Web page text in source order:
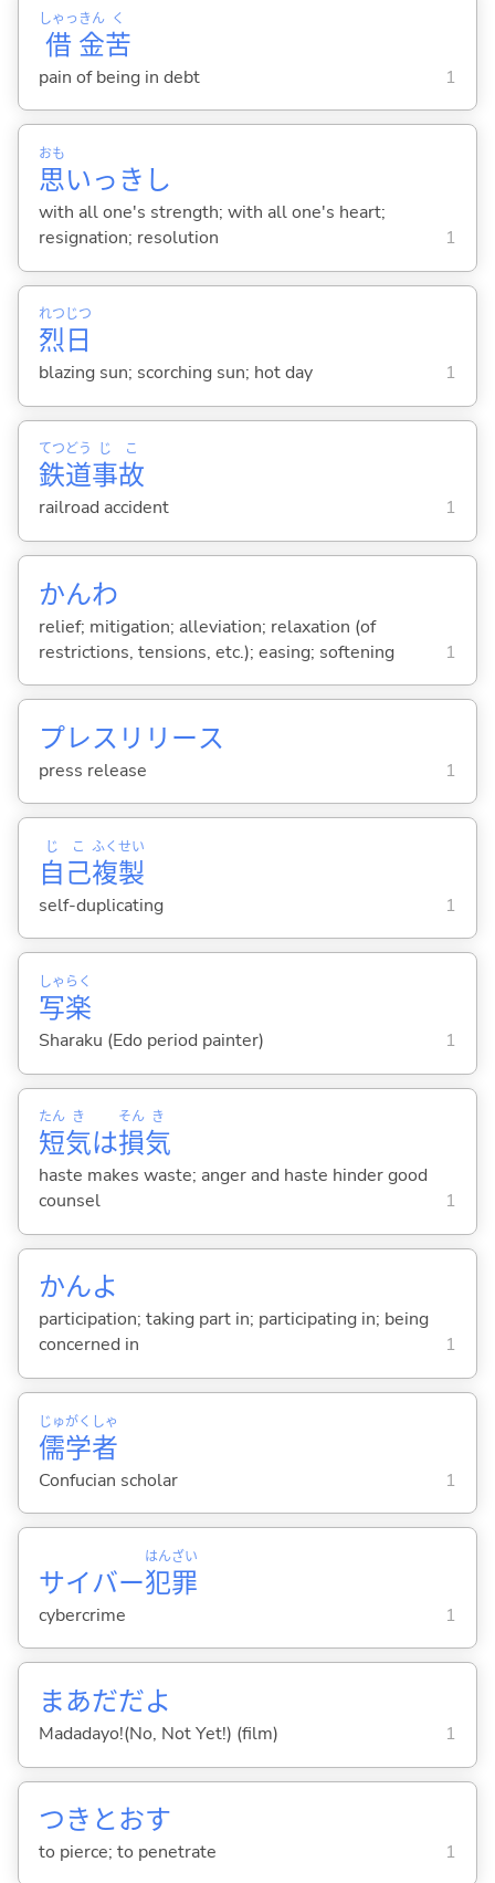
借
しゃっ
金
きん
苦
く
pain of being in debt 1
思
おも
いっきし
with all one's strength; with all one's heart;
resignation; resolution
1
烈
れつ
日
じつ
blazing sun; scorching sun; hot day 1
鉄
てつ
道
どう
事
じ
故
こ
railroad accident 1
かんわ
relief; mitigation; alleviation; relaxation (of
restrictions, tensions, etc.); easing; softening
1
プレスリリース
press release 1
自
じ
己
こ
複
ふく
製
せい
self-duplicating 1
写
しゃ
楽
らく
Sharaku (Edo period painter) 1
短
たん
気
き
は損
そん
気
き
haste makes waste; anger and haste hinder good
counsel
1
かんよ
participation; taking part in; participating in; being
concerned in
1
儒
じゅ
学
がく
者
しゃ
Confucian scholar 1
サイバー犯
はん
罪
ざい
cybercrime 1
まあだだよ
Madadayo!(No, Not Yet!) (film) 1
つきとおす
to pierce; to penetrate 1